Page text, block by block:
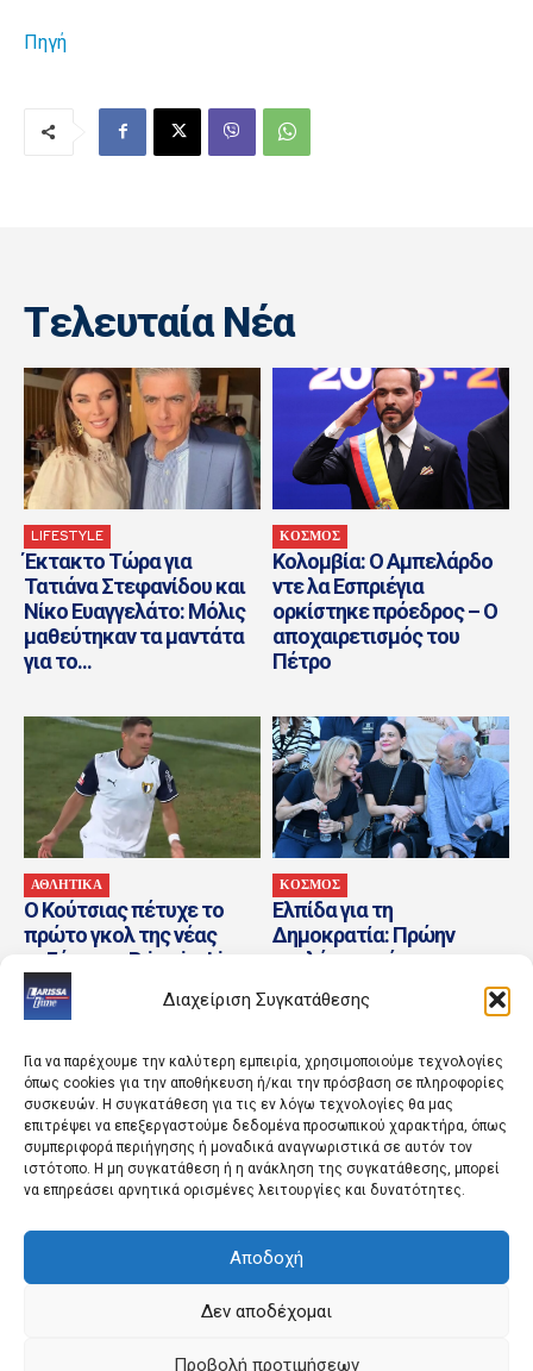
Διαχείριση Συγκατάθεσης
Για να παρέχουμε την καλύτερη εμπειρία, χρησιμοποιούμε τεχνολογίες
όπως cookies για την αποθήκευση ή/και την πρόσβαση σε πληροφορίες
συσκευών. Η συγκατάθεση για τις εν λόγω τεχνολογίες θα μας
επιτρέψει να επεξεργαστούμε δεδομένα προσωπικού χαρακτήρα, όπως
συμπεριφορά περιήγησης ή μοναδικά αναγνωριστικά σε αυτόν τον
ιστότοπο. Η μη συγκατάθεση ή η ανάκληση της συγκατάθεσης, μπορεί
να επηρεάσει αρνητικά ορισμένες λειτουργίες και δυνατότητες.
Αποδοχή
Δεν αποδέχομαι
Προβολή προτιμήσεων
Πηγή
Tελευταία Nέα
LIFESTYLE
Έκτακτο Τώρα για
Τατιάνα Στεφανίδου και
Νίκο Ευαγγελάτο: Μόλις
μαθεύτηκαν τα μαντάτα
για το...
ΚΟΣΜΟΣ
Κολομβία: Ο Αμπελάρδο
ντε λα Εσπριέγια
ορκίστηκε πρόεδρος – Ο
αποχαιρετισμός του
Πέτρο
ΑΘΛΗΤΙΚΑ
Ο Κούτσιας πέτυχε το
πρώτο γκολ της νέας
σεζόν στην Primeira Liga
ΚΟΣΜΟΣ
Ελπίδα για τη
Δημοκρατία: Πρώην
στελέχη στρέφονται
κατά Καρυστιανού,
Γρατσίας και Γαλανού
ΚΟΣΜΟΣ
μετά το τέλος
κινητοποίησης κατά
LIFESTYLE
Μοντέλο η κόρη της
Λαμπροπούλου: H μικρή
καλλονή Έλλη που
της...